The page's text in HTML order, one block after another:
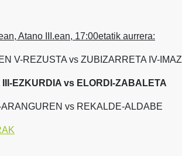
Atano III.ean, 17:00etatik aurrera:
V-REZUSTA vs ZUBIZARRETA IV-IMAZ
III-EZKURDIA vs ELORDI-ZABALETA
vs REKALDE-ALDABE